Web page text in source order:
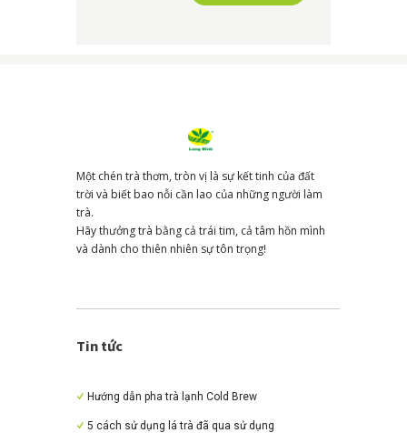
Một chén trà thơm, tròn vị là sự kết tinh của đất
trời và biết bao nỗi cần lao của những người làm
trà.
Hãy thưởng trà bằng cả trái tim, cả tâm hồn mình
và dành cho thiên nhiên sự tôn trọng!
Tin tức
Hướng dẫn pha trà lạnh Cold Brew
5 cách sử dụng lá trà đã qua sử dụng